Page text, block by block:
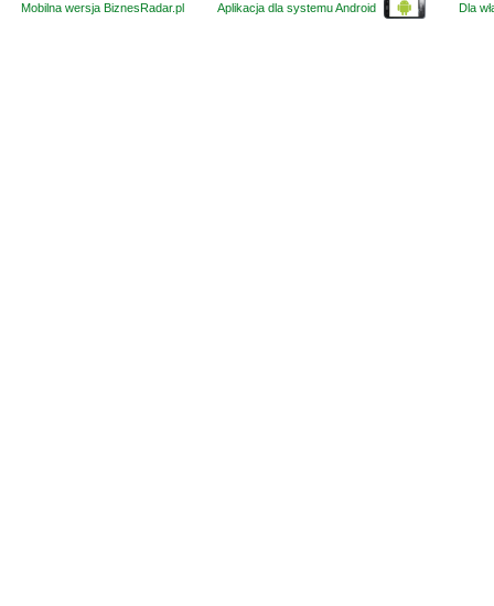
Mobilna wersja BiznesRadar.pl
Aplikacja dla systemu Android Dla